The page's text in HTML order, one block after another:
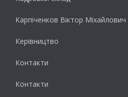
Карпіченков Віктор Міхайлович
Керівництво
Контакти
Контакти